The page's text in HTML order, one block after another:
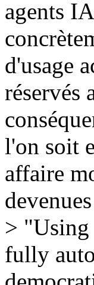
agents
d'usage
réservés
l'on soit
affaire
> "Using
fully